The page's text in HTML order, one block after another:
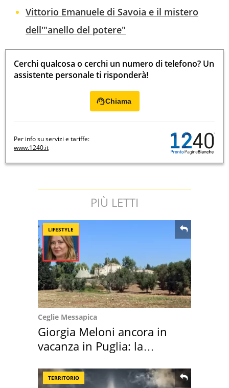
Vittorio Emanuele di Savoia e il mistero
dell'"anello del potere"
Cerchi qualcosa o cerchi un numero di telefono? Un
assistente personale ti risponderà!
Chiama
Per info su servizi e tariffe:
www.1240.it
PIÙ LETTI
LIFESTYLE
Ceglie Messapica
Giorgia Meloni ancora in
vacanza in Puglia: la
TERRITORIO